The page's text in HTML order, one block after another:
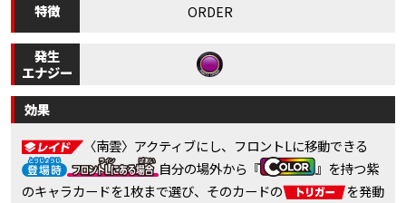
特徴 ORDER
発生
エナジー
効果
〈南雲〉アクティブにし、フロントLに移動できる
自分の場外から『
』を持つ紫
のキャラカードを1枚まで選び、そのカードの
を発動